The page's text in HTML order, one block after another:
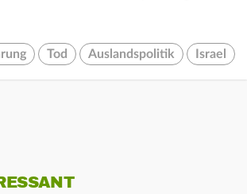
Tod Auslandspolitik Israel